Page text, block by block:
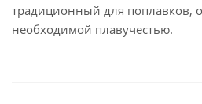
традиционный для поплавков,
необходимой плавучестью.